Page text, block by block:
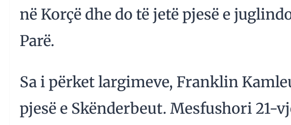
në Korçë dhe do të jetë pjesë e
Parë.
Sa i përket largimeve, Franklin
pjesë e Skënderbeut. Mesfushori 21-